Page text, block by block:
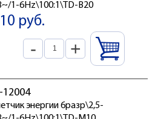
1-6Hz\100:1\TD-B20
руб.
- +
12004
энергии 6разр\2,5-